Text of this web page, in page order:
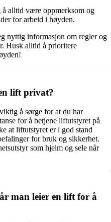
alltid være oppmerksom og
for arbeid i høyden.
nyttig informasjon om regler og
Husk alltid å prioritere
lift privat?
å sørge for at du har
for å betjene liftutstyret på
at liftutstyret er i god stand
for bruk og sikkerhet.
som hjelm og sele når
man leier en lift for å